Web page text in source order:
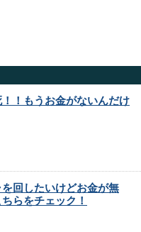
！もうお金がないんだけ
回したいけどお金が無
らをチェック！